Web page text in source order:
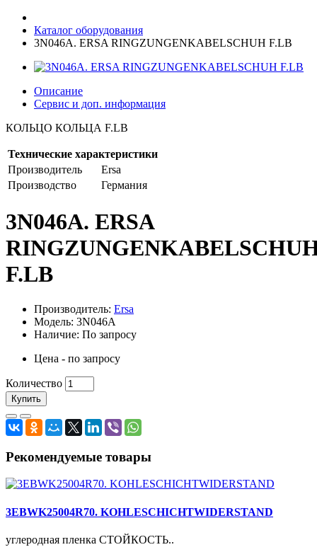
Каталог оборудования
3N046A. ERSA RINGZUNGENKABELSCHUH F.LB
Описание
Сервис и доп. информация
КОЛЬЦО КОЛЬЦА F.LB
Технические характеристики
Производитель
Ersa
Производство
Германия
3N046A. ERSA
F.LB
Производитель: Ersa
Модель: 3N046A
Наличие: По запросу
Цена - по запросу
Количество
Купить
Рекомендуемые товары
3EBWK25004R70. KOHLESCHICHTWIDERSTAND
углеродная пленка СТОЙКОСТЬ..